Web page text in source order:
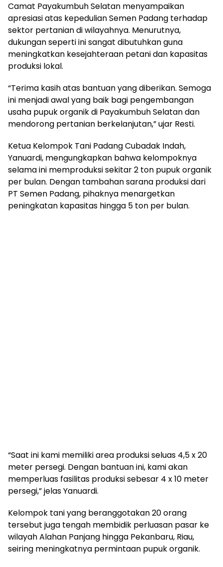
Camat Payakumbuh Selatan menyampaikan
apresiasi atas kepedulian Semen Padang terhadap
sektor pertanian di wilayahnya. Menurutnya,
dukungan seperti ini sangat dibutuhkan guna
meningkatkan kesejahteraan petani dan kapasitas
produksi lokal.
“Terima kasih atas bantuan yang diberikan. Semoga
ini menjadi awal yang baik bagi pengembangan
usaha pupuk organik di Payakumbuh Selatan dan
mendorong pertanian berkelanjutan,” ujar Resti.
Ketua Kelompok Tani Padang Cubadak Indah,
Yanuardi, mengungkapkan bahwa kelompoknya
selama ini memproduksi sekitar 2 ton pupuk organik
per bulan. Dengan tambahan sarana produksi dari
PT Semen Padang, pihaknya menargetkan
peningkatan kapasitas hingga 5 ton per bulan.
“Saat ini kami memiliki area produksi seluas 4,5 x 20
meter persegi. Dengan bantuan ini, kami akan
memperluas fasilitas produksi sebesar 4 x 10 meter
persegi,” jelas Yanuardi.
Kelompok tani yang beranggotakan 20 orang
tersebut juga tengah membidik perluasan pasar ke
wilayah Alahan Panjang hingga Pekanbaru, Riau,
seiring meningkatnya permintaan pupuk organik.